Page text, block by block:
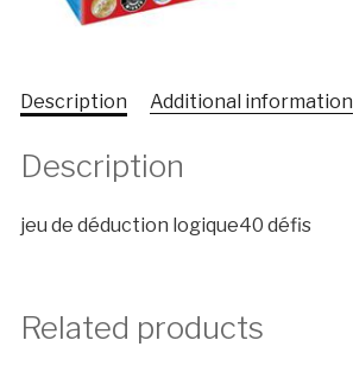
Description Additional information
Description
jeu de déduction logique40 défis
Related products